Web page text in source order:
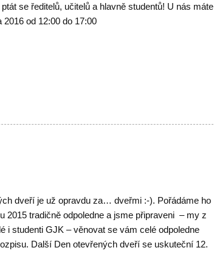
se ředitelů, učitelů a hlavně studentů! U nás máte
2016 od 12:00 do 17:00
dveří je už opravdu za… dveřmi :-). Pořádáme ho
2015 tradičně odpoledne a jsme připraveni – my z
i studenti GJK – věnovat se vám celé odpoledne
Další Den otevřených dveří se uskuteční 12.